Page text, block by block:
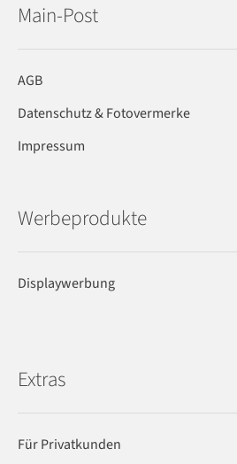
Main-Post
AGB
Datenschutz & Fotovermerke
Impressum
Werbeprodukte
Displaywerbung
Extras
Für Privatkunden